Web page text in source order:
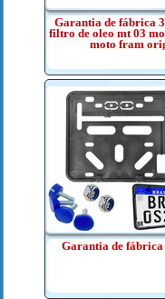
Garantia de fábrica
filtro de oleo mt 03
moto fram
Garantia de